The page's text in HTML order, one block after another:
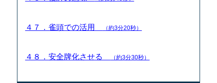
４７．雀頭での活用 （約3分20秒）
４８．安全牌化させる （約3分30秒）